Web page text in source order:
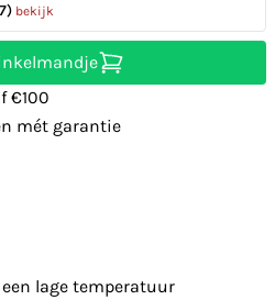
bekijk
€100
mét garantie
een lage temperatuur